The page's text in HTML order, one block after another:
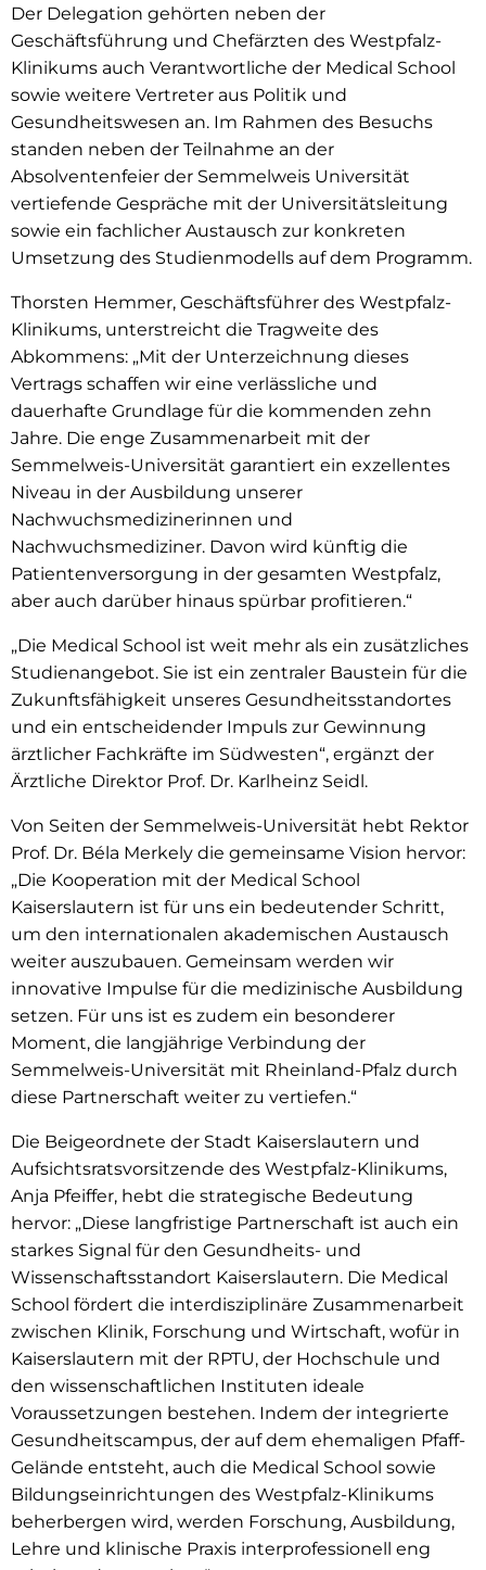
Der Delegation gehörten neben der
Geschäftsführung und Chefärzten des Westpfalz-
Klinikums auch Verantwortliche der Medical School
sowie weitere Vertreter aus Politik und
Gesundheitswesen an. Im Rahmen des Besuchs
standen neben der Teilnahme an der
Absolventenfeier der Semmelweis Universität
vertiefende Gespräche mit der Universitätsleitung
sowie ein fachlicher Austausch zur konkreten
Umsetzung des Studienmodells auf dem Programm.
Thorsten Hemmer, Geschäftsführer des Westpfalz-
Klinikums, unterstreicht die Tragweite des
Abkommens: „Mit der Unterzeichnung dieses
Vertrags schaffen wir eine verlässliche und
dauerhafte Grundlage für die kommenden zehn
Jahre. Die enge Zusammenarbeit mit der
Semmelweis-Universität garantiert ein exzellentes
Niveau in der Ausbildung unserer
Nachwuchsmedizinerinnen und
Nachwuchsmediziner. Davon wird künftig die
Patientenversorgung in der gesamten Westpfalz,
aber auch darüber hinaus spürbar profitieren.“
„Die Medical School ist weit mehr als ein zusätzliches
Studienangebot. Sie ist ein zentraler Baustein für die
Zukunftsfähigkeit unseres Gesundheitsstandortes
und ein entscheidender Impuls zur Gewinnung
ärztlicher Fachkräfte im Südwesten“, ergänzt der
Ärztliche Direktor Prof. Dr. Karlheinz Seidl.
Von Seiten der Semmelweis-Universität hebt Rektor
Prof. Dr. Béla Merkely die gemeinsame Vision hervor:
„Die Kooperation mit der Medical School
Kaiserslautern ist für uns ein bedeutender Schritt,
um den internationalen akademischen Austausch
weiter auszubauen. Gemeinsam werden wir
innovative Impulse für die medizinische Ausbildung
setzen. Für uns ist es zudem ein besonderer
Moment, die langjährige Verbindung der
Semmelweis-Universität mit Rheinland-Pfalz durch
diese Partnerschaft weiter zu vertiefen.“
Die Beigeordnete der Stadt Kaiserslautern und
Aufsichtsratsvorsitzende des Westpfalz-Klinikums,
Anja Pfeiffer, hebt die strategische Bedeutung
hervor: „Diese langfristige Partnerschaft ist auch ein
starkes Signal für den Gesundheits- und
Wissenschaftsstandort Kaiserslautern. Die Medical
School fördert die interdisziplinäre Zusammenarbeit
zwischen Klinik, Forschung und Wirtschaft, wofür in
Kaiserslautern mit der RPTU, der Hochschule und
den wissenschaftlichen Instituten ideale
Voraussetzungen bestehen. Indem der integrierte
Gesundheitscampus, der auf dem ehemaligen Pfaff-
Gelände entsteht, auch die Medical School sowie
Bildungseinrichtungen des Westpfalz-Klinikums
beherbergen wird, werden Forschung, Ausbildung,
Lehre und klinische Praxis interprofessionell eng